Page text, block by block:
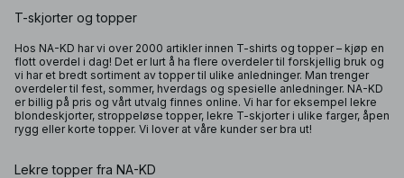
T-skjorter og topper
Hos NA-KD har vi over 2000 artikler innen T-shirts og topper – kjøp en
flott overdel i dag! Det er lurt å ha flere overdeler til forskjellig bruk og
vi har et bredt sortiment av toppertil ulike anledninger. Man trenger
overdeler til fest, sommer, hverdags og spesielle anledninger. NA-KD
er billig på pris og vårt utvalg finnes online. Vi har for eksempel lekre
blondeskjorter, stroppeløse topper, lekre T-skjorter i ulike farger, åpen
rygg eller korte topper. Vi lover at våre kunder ser bra ut!
Lekre topper fra NA-KD